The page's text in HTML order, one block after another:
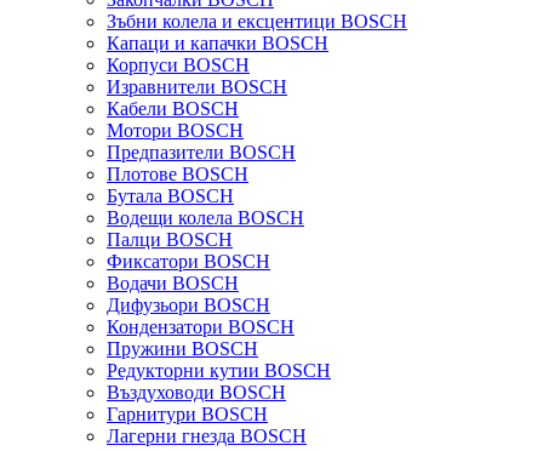
Зъбни колела и ексцентици BOSCH
Капаци и капачки BOSCH
Корпуси BOSCH
Изравнители BOSCH
Кабели BOSCH
Мотори BOSCH
Предпазители BOSCH
Плотове BOSCH
Бутала BOSCH
Водещи колела BOSCH
Палци BOSCH
Фиксатори BOSCH
Водачи BOSCH
Дифузьори BOSCH
Кондензатори BOSCH
Пружини BOSCH
Редукторни кутии BOSCH
Въздуховоди BOSCH
Гарнитури BOSCH
Лагерни гнезда BOSCH